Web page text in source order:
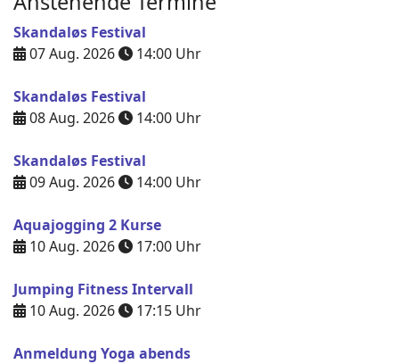
Skandaløs Festival
07 Aug. 2026
14:00 Uhr
Skandaløs Festival
08 Aug. 2026
14:00 Uhr
Skandaløs Festival
09 Aug. 2026
14:00 Uhr
Aquajogging 2 Kurse
10 Aug. 2026
17:00 Uhr
Jumping Fitness Intervall
10 Aug. 2026
17:15 Uhr
Anmeldung Yoga abends